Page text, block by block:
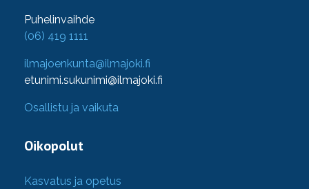
Puhelinvaihde
(06) 419 1111
ilmajoenkunta@ilmajoki.fi
etunimi.sukunimi@ilmajoki.fi
Osallistu ja vaikuta
Oikopolut
Kasvatus ja opetus